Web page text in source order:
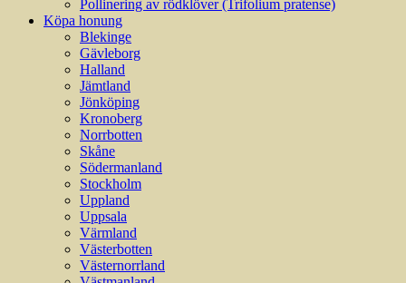
Pollinering av rödklöver (Trifolium pratense)
Köpa honung
Blekinge
Gävleborg
Halland
Jämtland
Jönköping
Kronoberg
Norrbotten
Skåne
Södermanland
Stockholm
Uppland
Uppsala
Värmland
Västerbotten
Västernorrland